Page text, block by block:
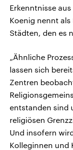
Erkenntnisse
Koenig nennt als
Städten, den es
„Ähnliche
lassen sich
Zentren
entstanden sind
religiösen
Und insofern
Kolleginnen und